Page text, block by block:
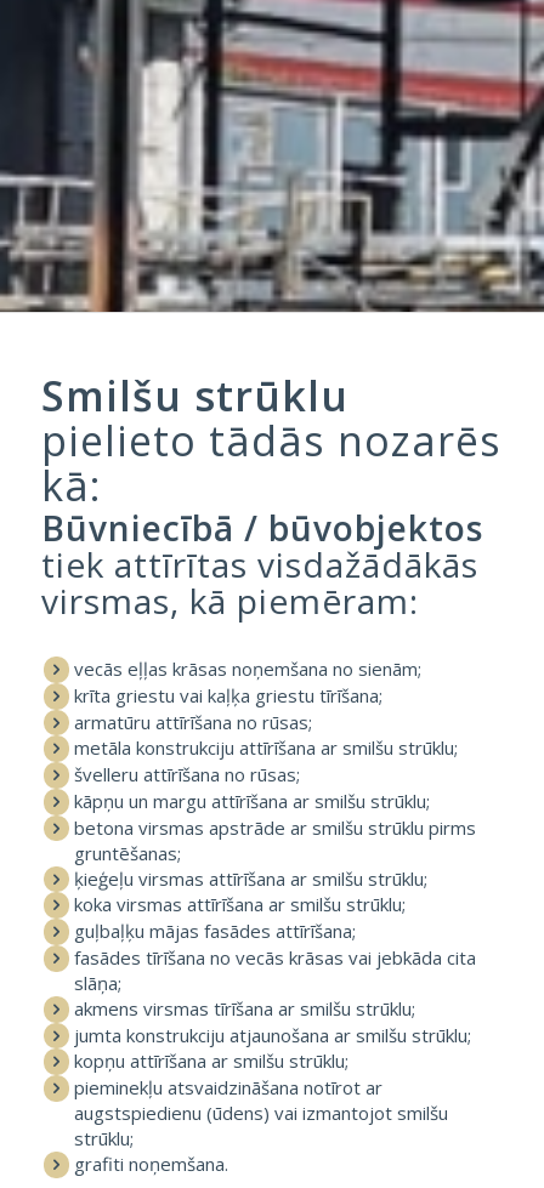
Smilšu strūklu
pielieto tādās nozarēs
kā:
Būvniecībā / būvobjektos
tiek attīrītas visdažādākās
virsmas, kā piemēram:
vecās eļļas krāsas noņemšana no sienām;
krīta griestu vai kaļķa griestu tīrīšana;
armatūru attīrīšana no rūsas;
metāla konstrukciju attīrīšana ar smilšu strūklu;
švelleru attīrīšana no rūsas;
kāpņu un margu attīrīšana ar smilšu strūklu;
betona virsmas apstrāde ar smilšu strūklu pirms
gruntēšanas;
ķieģeļu virsmas attīrīšana ar smilšu strūklu;
koka virsmas attīrīšana ar smilšu strūklu;
guļbaļķu mājas fasādes attīrīšana;
fasādes tīrīšana no vecās krāsas vai jebkāda cita
slāņa;
akmens virsmas tīrīšana ar smilšu strūklu;
jumta konstrukciju atjaunošana ar smilšu strūklu;
kopņu attīrīšana ar smilšu strūklu;
pieminekļu atsvaidzināšana notīrot ar
augstspiedienu (ūdens) vai izmantojot smilšu
strūklu;
grafiti noņemšana.